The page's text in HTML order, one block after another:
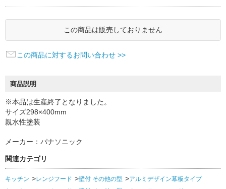
この商品は販売しておりません
この商品に対するお問い合わせ >>
商品説明
※本品は生産終了となりました。
サイズ298×400mm
親水性塗装
メーカー：パナソニック
関連カテゴリ
キッチン レンジフード 壁付 その他の型
アルミデザイン幕板タイプ